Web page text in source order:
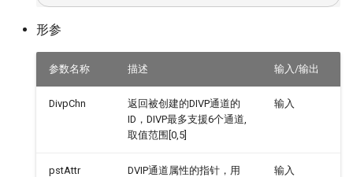
形参
参数名称 描述 输入/输出
DivpChn
返回被创建的DIVP通道的
ID，DIVP最多支援6个通道,
取值范围[0,5]
输入
pstAttr
DVIP通道属性的指针，用
输入